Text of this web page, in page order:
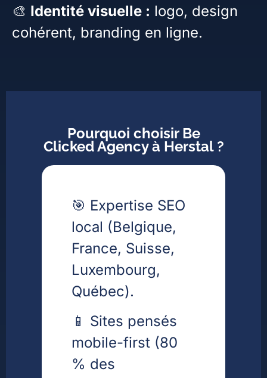
🎨 Identité visuelle : logo, design
cohérent, branding en ligne.
Pourquoi choisir Be
Clicked Agency à Herstal ?
🎯 Expertise SEO
local (Belgique,
France, Suisse,
Luxembourg,
Québec).
📱 Sites pensés
mobile-first (80
% des